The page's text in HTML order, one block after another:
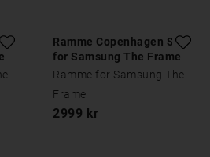
Ramme Copenhagen Sort
for Samsung The Frame
Ramme for Samsung The
Frame
2999 kr